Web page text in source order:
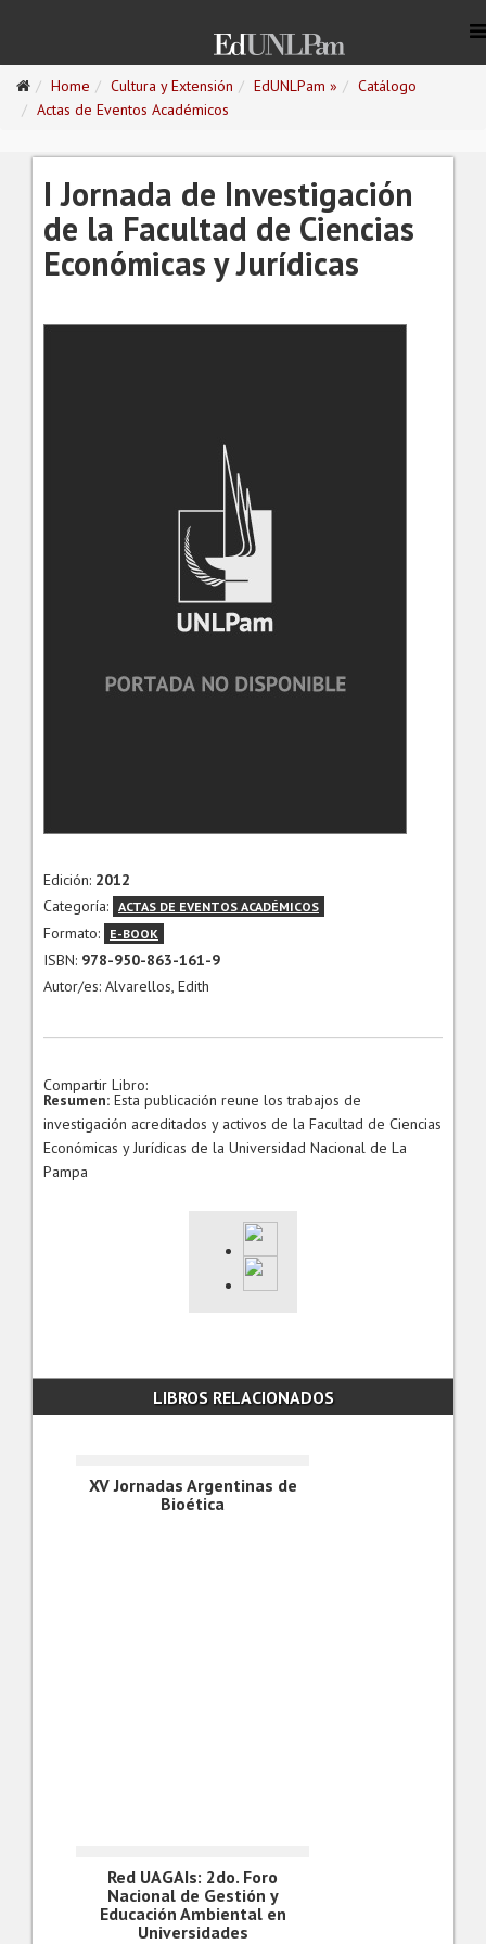
Home Cultura y Extensión EdUNLPam »
Catálogo
Actas de Eventos Académicos
I Jornada de Investigación
de la Facultad de Ciencias
Económicas y Jurídicas
Edición: 2012
Categoría: ACTAS DE EVENTOS ACADÉMICOS
Formato: E-BOOK
ISBN: 978-950-863-161-9
Autor/es: Alvarellos, Edith
Compartir Libro:
Resumen: Esta publicación reune los trabajos de
investigación acreditados y activos de la Facultad de Ciencias
Económicas y Jurídicas de la Universidad Nacional de La
Pampa
LIBROS RELACIONADOS
XV Jornadas Argentinas de
Bioética
Red UAGAIs: 2do. Foro
Nacional de Gestión y
Educación Ambiental en
Universidades